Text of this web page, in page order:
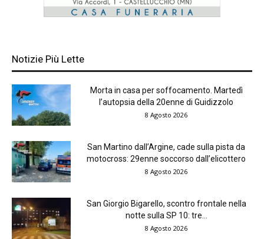
Notizie Più Lette
Morta in casa per soffocamento. Martedì
l’autopsia della 20enne di Guidizzolo
8 Agosto 2026
San Martino dall’Argine, cade sulla pista da
motocross: 29enne soccorso dall’elicottero
8 Agosto 2026
San Giorgio Bigarello, scontro frontale nella
notte sulla SP 10: tre...
8 Agosto 2026